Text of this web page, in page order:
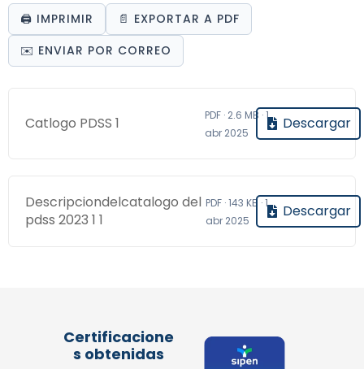
🖨️ IMPRIMIR
📄 EXPORTAR A PDF
✉️ ENVIAR POR CORREO
Catlogo PDSS 1
PDF · 2.6 MB · 1
abr 2025
Descargar
Descripciondelcatalogo del
pdss 2023 1 1
PDF · 143 KB · 1
abr 2025
Descargar
Certificacione
s obtenidas